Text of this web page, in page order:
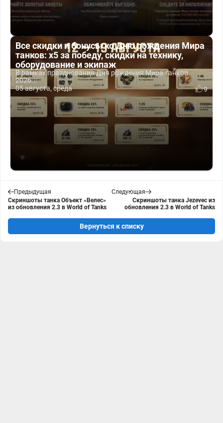
Все скидки и бонусы ко Дню рождения Мира
танков: x5 за победу, скидки на технику,
оборудование и экипаж
В рамках празднования Дня рождения Мира танков
2026...
05 августа, среда
9
Предыдущая
Скриншоты танка Объект «Велес»
из обновления 2.3 в World of Tanks
Следующая
Скриншоты танка Jezevec из
обновления 2.3 в World of Tanks
Вернуться к списку